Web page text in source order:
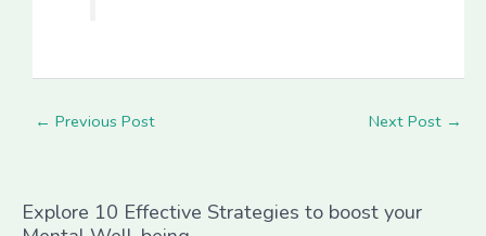
← Previous Post Next Post →
Explore 10 Effective Strategies to boost your